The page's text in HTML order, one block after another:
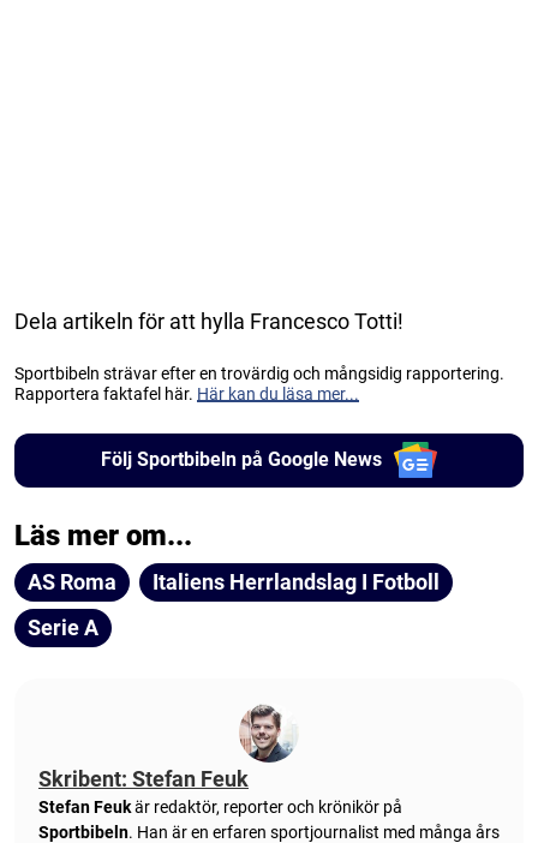
Dela artikeln för att hylla Francesco Totti!
Sportbibeln strävar efter en trovärdig och mångsidig rapportering.
Rapportera faktafel här. Här kan du läsa mer...
Följ Sportbibeln på Google News
Läs mer om...
AS Roma
Italiens Herrlandslag I Fotboll
Serie A
Skribent: Stefan Feuk
Stefan Feukär redaktör, reporter och krönikör på
Sportbibeln. Han är en erfaren sportjournalist med många års